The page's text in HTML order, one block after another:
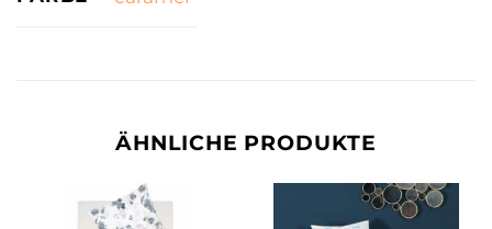
ÄHNLICHE PRODUKTE